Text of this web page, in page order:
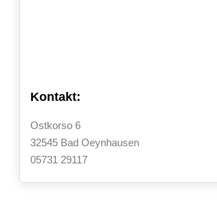
Kontakt:
Ostkorso 6
32545 Bad Oeynhausen
05731 29117